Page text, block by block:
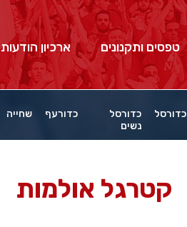
טפסים ותקנונים ארכיון הודעות
כדורסל
כדורסל
נשים
כדורעף שחייה
קטרגל אולמות